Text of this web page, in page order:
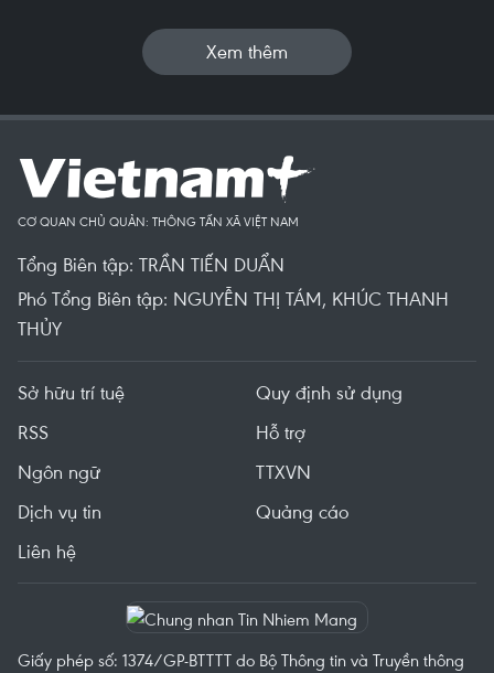
Xem thêm
CƠ QUAN CHỦ QUẢN: THÔNG TẤN XÃ VIỆT NAM
Tổng Biên tập: TRẦN TIẾN DUẨN
Phó Tổng Biên tập: NGUYỄN THỊ TÁM, KHÚC THANH
THỦY
Sở hữu trí tuệ
Quy định sử dụng
RSS
Hỗ trợ
Ngôn ngữ
TTXVN
Dịch vụ tin
Quảng cáo
Liên hệ
Giấy phép số: 1374/GP-BTTTT do Bộ Thông tin và Truyền thông